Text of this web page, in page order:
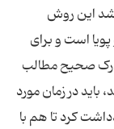
شد این روش
است و برای
درک صحیح مطالب
باید در زمان مورد
کرد تا هم با